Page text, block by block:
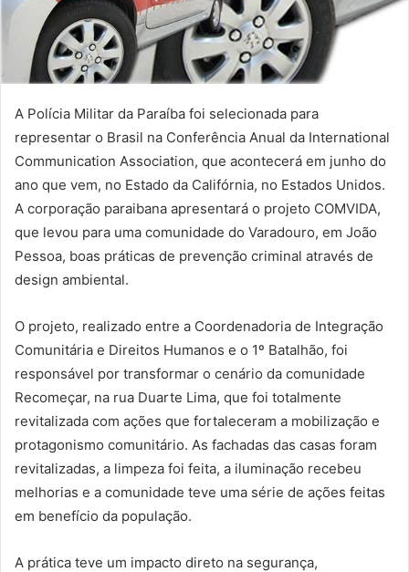
A Polícia Militar da Paraíba foi selecionada para
representar o Brasil na Conferência Anual da International
Communication Association, que acontecerá em junho do
ano que vem, no Estado da Califórnia, no Estados Unidos.
A corporação paraibana apresentará o projeto COMVIDA,
que levou para uma comunidade do Varadouro, em João
Pessoa, boas práticas de prevenção criminal através de
design ambiental.
O projeto, realizado entre a Coordenadoria de Integração
Comunitária e Direitos Humanos e o 1º Batalhão, foi
responsável por transformar o cenário da comunidade
Recomeçar, na rua Duarte Lima, que foi totalmente
revitalizada com ações que fortaleceram a mobilização e
protagonismo comunitário. As fachadas das casas foram
revitalizadas, a limpeza foi feita, a iluminação recebeu
melhorias e a comunidade teve uma série de ações feitas
em benefício da população.
A prática teve um impacto direto na segurança,